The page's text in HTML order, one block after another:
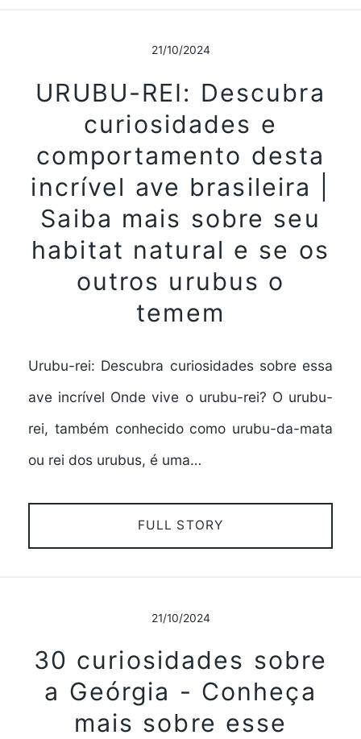
21/10/2024
URUBU-REI: Descubra
curiosidades e
comportamento desta
incrível ave brasileira |
Saiba mais sobre seu
habitat natural e se os
outros urubus o
temem
Urubu-rei: Descubra curiosidades sobre essa
ave incrível Onde vive o urubu-rei? O urubu-
rei, também conhecido como urubu-da-mata
ou rei dos urubus, é uma…
FULL STORY
21/10/2024
30 curiosidades sobre
a Geórgia - Conheça
mais sobre esse